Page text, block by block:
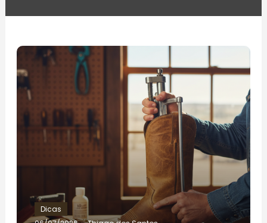
Dicas